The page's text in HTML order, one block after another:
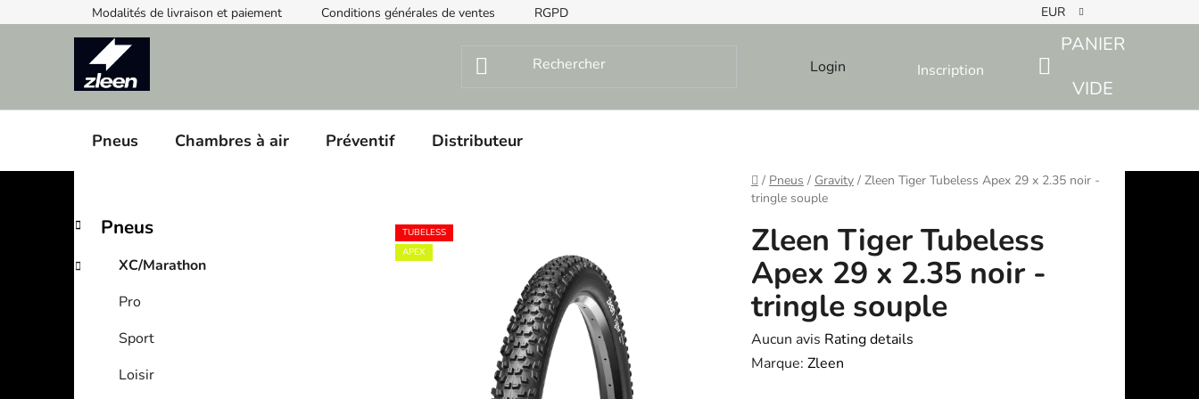
to
Modalités de livraison et paiement Conditions générales de ventes RGPD EUR
Login Inscription
SHOPPING
PANIER
VIDE
Pneus Chambres à air Préventif Distributeur
Home
/ Pneus / Gravity / Zleen Tiger Tubeless Apex 29 x 2.35 noir -
tringle souple
S
d
Skip
categories
C
a
e
Pneus
XC/Marathon
Pro
Sport
Loisir
Zleen Tiger Tubeless
Apex 29 x 2.35 noir -
tringle souple
The
average
Aucun avis Rating details
Marque: Zleen
TUBELESS
APEX